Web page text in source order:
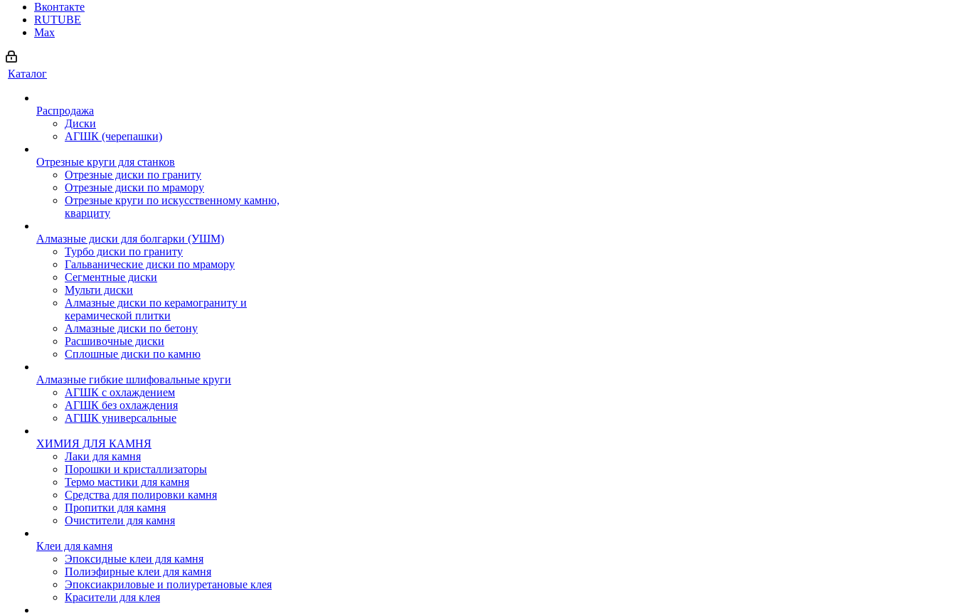
Вконтакте
RUTUBE
Max
Каталог
Распродажа
Диски
АГШК (черепашки)
Отрезные круги для станков
Отрезные диски по граниту
Отрезные диски по мрамору
Отрезные круги по искусственному камню,
кварциту
Алмазные диски для болгарки (УШМ)
Турбо диски по граниту
Гальванические диски по мрамору
Сегментные диски
Мульти диски
Алмазные диски по керамограниту и
керамической плитки
Алмазные диски по бетону
Расшивочные диски
Сплошные диски по камню
Алмазные гибкие шлифовальные круги
АГШК с охлаждением
АГШК без охлаждения
АГШК универсальные
ХИМИЯ ДЛЯ КАМНЯ
Лаки для камня
Порошки и кристаллизаторы
Термо мастики для камня
Средства для полировки камня
Пропитки для камня
Очистители для камня
Клеи для камня
Эпоксидные клеи для камня
Полиэфирные клеи для камня
Эпоксиакриловые и полиуретановые клея
Красители для клея